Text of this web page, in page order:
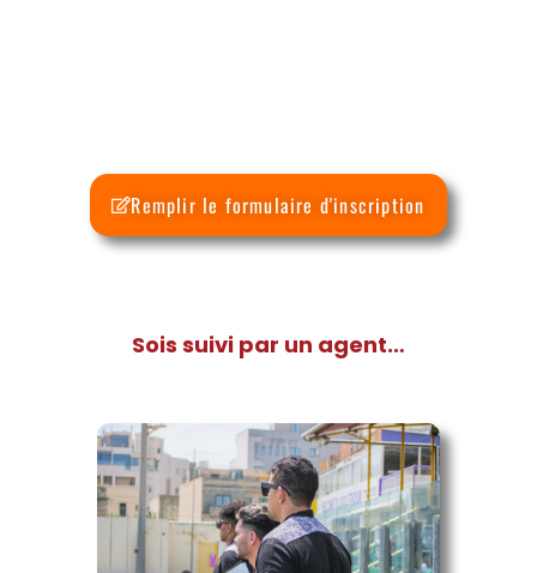
Remplir le formulaire d'inscription
Sois suivi par un agent…